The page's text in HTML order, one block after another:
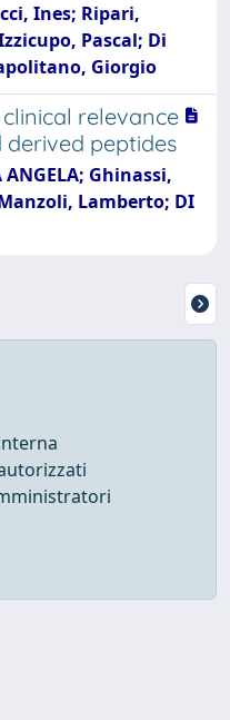
Ines; Ripari,
Pascal; Di
Giorgio
relevance
peptides
Ghinassi,
Lamberto; DI